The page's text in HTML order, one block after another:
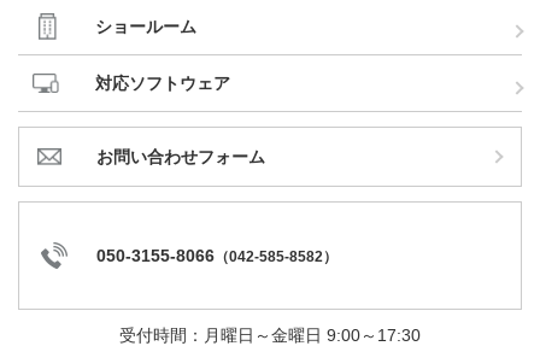
ショールーム
対応ソフトウェア
お問い合わせフォーム
050-3155-8066 （042-585-8582）
受付時間：月曜日～金曜日 9:00～17:30